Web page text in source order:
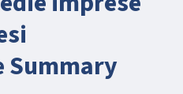
Summary